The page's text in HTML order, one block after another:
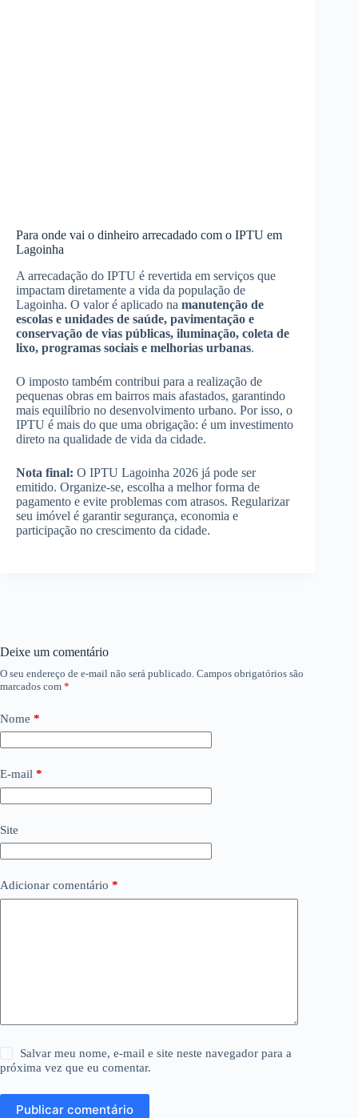
Para onde vai o dinheiro arrecadado com o IPTU em
Lagoinha
A arrecadação do IPTU é revertida em serviços que
impactam diretamente a vida da população de
Lagoinha. O valor é aplicado na manutenção de
escolas e unidades de saúde, pavimentação e
conservação de vias públicas, iluminação, coleta de
lixo, programas sociais e melhorias urbanas.
O imposto também contribui para a realização de
pequenas obras em bairros mais afastados, garantindo
mais equilíbrio no desenvolvimento urbano. Por isso, o
IPTU é mais do que uma obrigação: é um investimento
direto na qualidade de vida da cidade.
Nota final: O IPTU Lagoinha 2026 já pode ser
emitido. Organize-se, escolha a melhor forma de
pagamento e evite problemas com atrasos. Regularizar
seu imóvel é garantir segurança, economia e
participação no crescimento da cidade.
Deixe um comentário
O seu endereço de e-mail não será publicado. Campos obrigatórios são
marcados com *
Nome *
E-mail *
Site
Adicionar comentário *
Salvar meu nome, e-mail e site neste navegador para a
próxima vez que eu comentar.
Publicar comentário